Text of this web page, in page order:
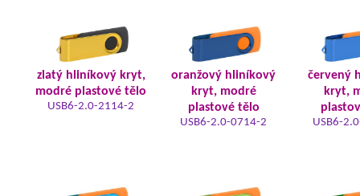
zlatý hliníkový kryt,
modré plastové tělo
USB6-2.0-2114-2
oranžový hliníkový
kryt, modré
plastové tělo
USB6-2.0-0714-2
červený
kryt,
USB6-